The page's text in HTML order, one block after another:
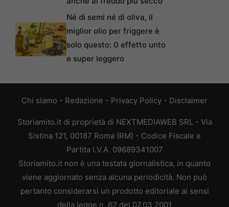
Né di semi né di oliva, il
miglior olio per friggere è
solo questo: 0 effetto unto
e super leggero
Chi siamo - Redazione - Privacy Policy - Disclaimer
Storiamito.it di proprietà di NEXTMEDIAWEB SRL - Via
Sistina 121, 00187 Roma (RM) - Codice Fiscale e
Partita I.V.A. 09689341007
Storiamito.it non è una testata giornalistica, in quanto
viene aggiornato senza alcuna periodicità. Non può
pertanto considerarsi un prodotto editoriale ai sensi
della legge n. 62 del 07.03.2001